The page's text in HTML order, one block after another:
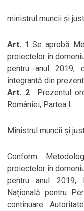
ministrul muncii și
Art. 1 Se aprobă
proiectelor în
pentru anul 2019,
integrantă din
Art. 2Prezentul
României, Partea I.
Ministrul muncii și
Conform
proiectelor în
pentru anul 2019,
Națională pentru
continuare